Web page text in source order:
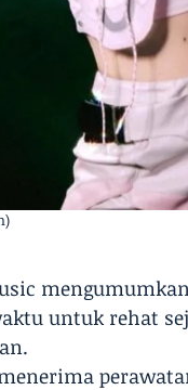
untuk rehat